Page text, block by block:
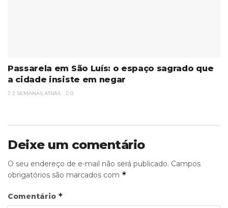
Passarela em São Luís: o espaço sagrado que
a cidade insiste em negar
2 SEMANAS ATRÁS 0
Deixe um comentário
O seu endereço de e-mail não será publicado. Campos
obrigatórios são marcados com *
Comentário *